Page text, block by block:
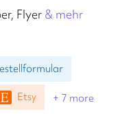
Flyer & mehr
Etsy + 7 more